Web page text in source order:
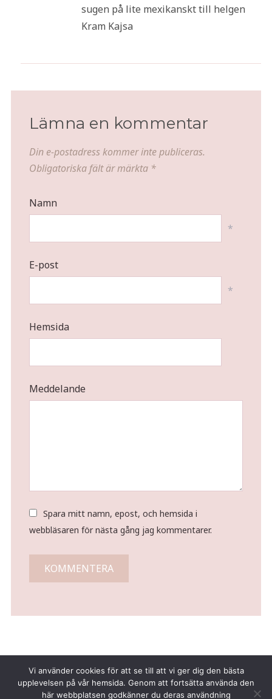
sugen på lite mexikanskt till helgen
Kram Kajsa
Lämna en kommentar
Din e-postadress kommer inte publiceras.
Obligatoriska fält är märkta *
Namn
*
E-post
*
Hemsida
Meddelande
Spara mitt namn, epost, och hemsida i
webbläsaren för nästa gång jag kommentarer.
Vi använder cookies för att se till att vi ger dig den bästa
upplevelsen på vår hemsida. Genom att fortsätta använda den
här webbplatsen godkänner du deras användning